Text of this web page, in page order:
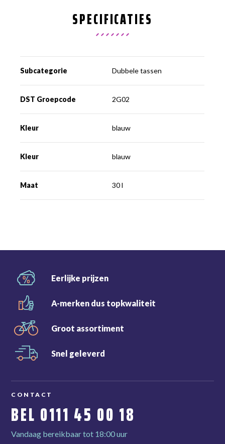
SPECIFICATIES
Subcategorie Dubbele tassen
DST Groepcode 2G02
Kleur blauw
Kleur blauw
Maat 30 l
Eerlijke prijzen
A-merken dus topkwaliteit
Groot assortiment
Snel geleverd
CONTACT
BEL 0111 45 00 18
Vandaag bereikbaar tot 18:00 uur